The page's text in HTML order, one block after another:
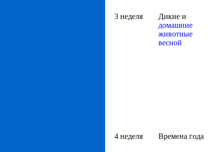
3 неделя
Дикие и
домашние
животные
весной
4 неделя Времена года